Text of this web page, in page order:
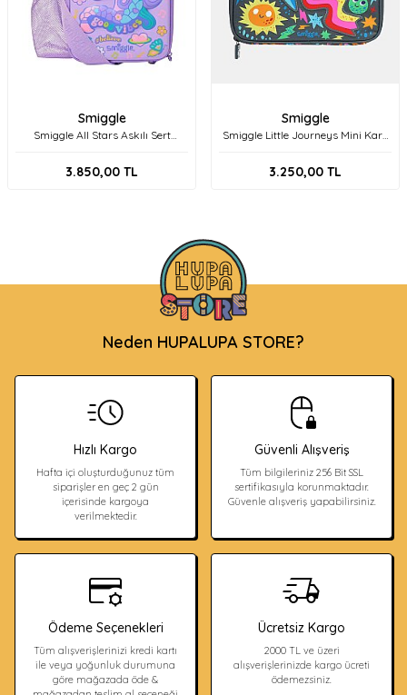
Smiggle
Smiggle All Stars Askılı Sert
3.850,00 TL
Smiggle
Smiggle Little Journeys Mini Kare
3.250,00 TL
Neden HUPALUPA STORE?
Hızlı Kargo
Hafta içi oluşturduğunuz tüm
siparişler en geç 2 gün
içerisinde kargoya
verilmektedir.
Güvenli Alışveriş
Tüm bilgileriniz 256 Bit SSL
sertifikasıyla korunmaktadır.
Güvenle alışveriş yapabilirsiniz.
Ödeme Seçenekleri
Tüm alışverişlerinizi kredi kartı
ile veya yoğunluk durumuna
göre mağazada öde &
Ücretsiz Kargo
2000 TL ve üzeri
alışverişlerinizde kargo ücreti
ödemezsiniz.